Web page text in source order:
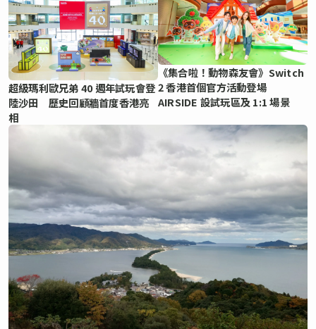
超級瑪利歐兄弟 40 週年試玩會登
陸沙田 歷史回顧牆首度香港亮
相
《集合啦！動物森友會》Switch
2 香港首個官方活動登場
AIRSIDE 設試玩區及 1:1 場景